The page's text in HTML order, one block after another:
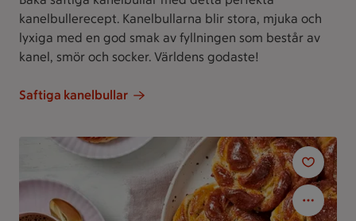
kanelbullerecept. Kanelbullarna blir stora, mjuka och
lyxiga med en god smak av fyllningen som består av
kanel, smör och socker. Världens godaste!
Saftiga kanelbullar